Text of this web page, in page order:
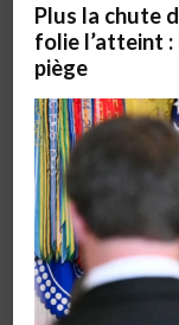
Plus la chute
folie l’atteint :
piège